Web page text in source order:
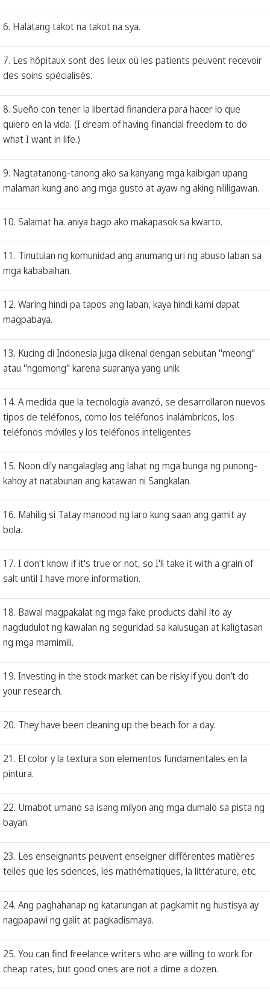
6. Halatang takot na takot na sya.
7. Les hôpitaux sont des lieux où les patients peuvent recevoir
des soins spécialisés.
8. Sueño con tener la libertad financiera para hacer lo que
quiero en la vida. (I dream of having financial freedom to do
what I want in life.)
9. Nagtatanong-tanong ako sa kanyang mga kaibigan upang
malaman kung ano ang mga gusto at ayaw ng aking nililigawan.
10. Salamat ha. aniya bago ako makapasok sa kwarto.
11. Tinutulan ng komunidad ang anumang uri ng abuso laban sa
mga kababaihan.
12. Waring hindi pa tapos ang laban, kaya hindi kami dapat
magpabaya.
13. Kucing di Indonesia juga dikenal dengan sebutan "meong"
atau "ngomong" karena suaranya yang unik.
14. A medida que la tecnología avanzó, se desarrollaron nuevos
tipos de teléfonos, como los teléfonos inalámbricos, los
teléfonos móviles y los teléfonos inteligentes
15. Noon di'y nangalaglag ang lahat ng mga bunga ng punong-
kahoy at natabunan ang katawan ni Sangkalan.
16. Mahilig si Tatay manood ng laro kung saan ang gamit ay
bola.
17. I don't know if it's true or not, so I'll take it with a grain of
salt until I have more information.
18. Bawal magpakalat ng mga fake products dahil ito ay
nagdudulot ng kawalan ng seguridad sa kalusugan at kaligtasan
ng mga mamimili.
19. Investing in the stock market can be risky if you don’t do
your research.
20. They have been cleaning up the beach for a day.
21. El color y la textura son elementos fundamentales en la
pintura.
22. Umabot umano sa isang milyon ang mga dumalo sa pista ng
bayan.
23. Les enseignants peuvent enseigner différentes matières
telles que les sciences, les mathématiques, la littérature, etc.
24. Ang paghahanap ng katarungan at pagkamit ng hustisya ay
nagpapawi ng galit at pagkadismaya.
25. You can find freelance writers who are willing to work for
cheap rates, but good ones are not a dime a dozen.